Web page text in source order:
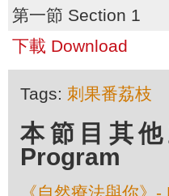
第一節 Section 1
下載 Download
Tags: 刺果番荔枝
本節目其
Program